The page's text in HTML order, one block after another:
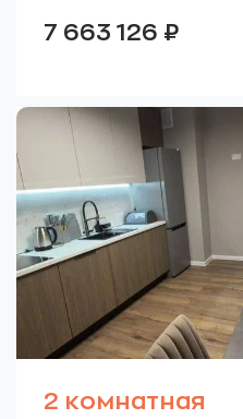
7 663 126 ₽
2 комнатная